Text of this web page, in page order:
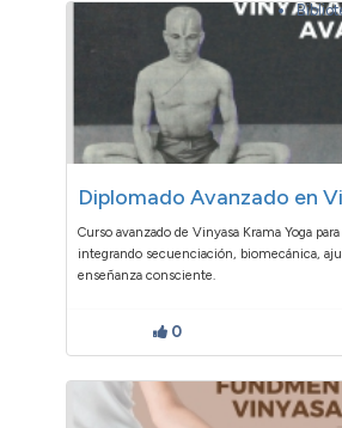
Curso avanzado de Vinyasa Krama Yoga
integrando secuenciación, biomecánica,
enseñanza consciente.
0